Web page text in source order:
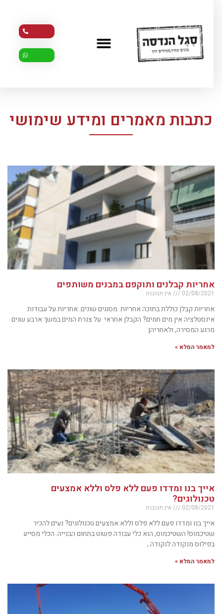
כתבות מאמרים ומידע שימושי
אחריות קבלנים ותוקפם במבנים משותפים
02/08/2021 אין תגובות
אחריות קבלן כוללת בתוכה אחריות מסוגים שונים. אחריות על עבודות
אינסטלציה אין מים חמים? הקבלן אחראי על צנרת המים במשך ארבע שנים
מרגע המסירה, ולאחריהן
למאמר המלא »
אייך בנו ומדדו פעם ללא פלס וללא אמצעים
טכנולוגים?
02/08/2021 אין תגובות
אייך בנו ומדדו פעם ללא פלס וללא אמצעים טכנולוגים? נעים להכיר
שטיכמוס! השטיכמוס, הוא כלי עבודה פשוט בתחום הבנייה. הכלי מסייע
בפילוס מנקודה לנקודה ,
למאמר המלא »